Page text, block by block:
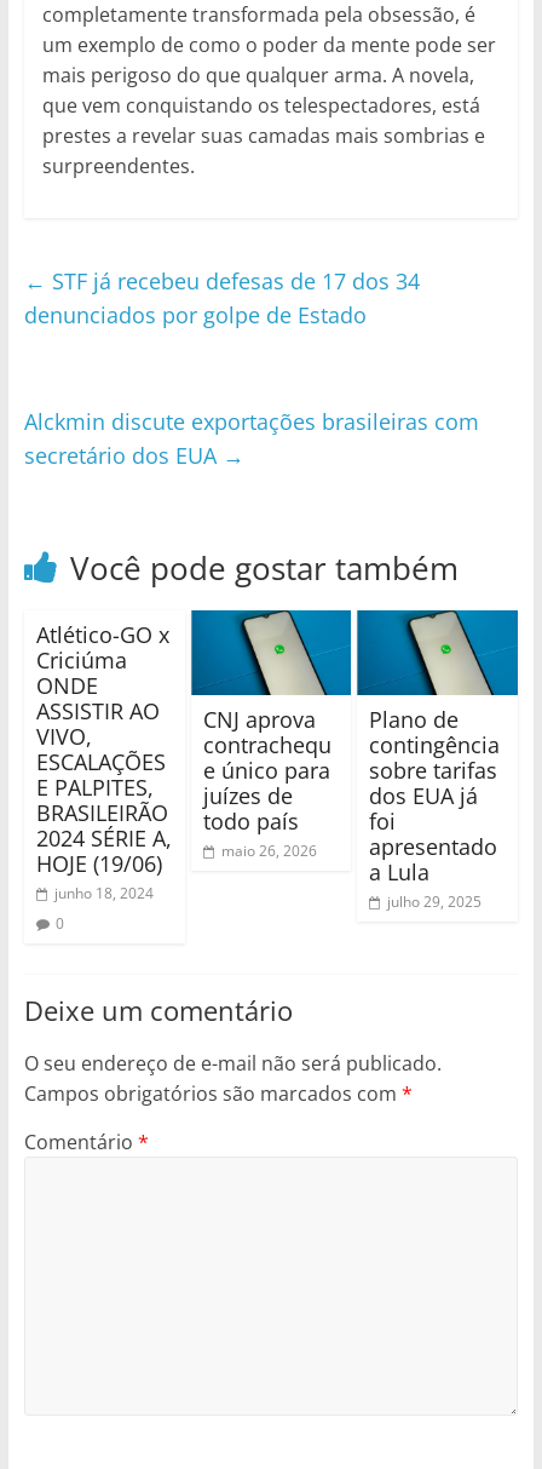
completamente transformada pela obsessão, é
um exemplo de como o poder da mente pode ser
mais perigoso do que qualquer arma. A novela,
que vem conquistando os telespectadores, está
prestes a revelar suas camadas mais sombrias e
surpreendentes.
← STF já recebeu defesas de 17 dos 34
denunciados por golpe de Estado
Alckmin discute exportações brasileiras com
secretário dos EUA →
Você pode gostar também
Atlético-GO x
Criciúma
ONDE
ASSISTIR AO
VIVO,
ESCALAÇÕES
E PALPITES,
BRASILEIRÃO
2024 SÉRIE A,
HOJE (19/06)
junho 18, 2024
0
CNJ aprova
contrachequ
e único para
juízes de
todo país
maio 26, 2026
Plano de
contingência
sobre tarifas
dos EUA já
foi
apresentado
a Lula
julho 29, 2025
Deixe um comentário
O seu endereço de e-mail não será publicado.
Campos obrigatórios são marcados com *
Comentário *